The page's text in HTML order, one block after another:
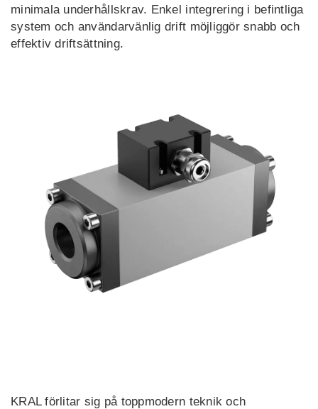
minimala underhållskrav. Enkel integrering i befintliga
system och användarvänlig drift möjliggör snabb och
effektiv driftsättning.
KRAL förlitar sig på toppmodern teknik och